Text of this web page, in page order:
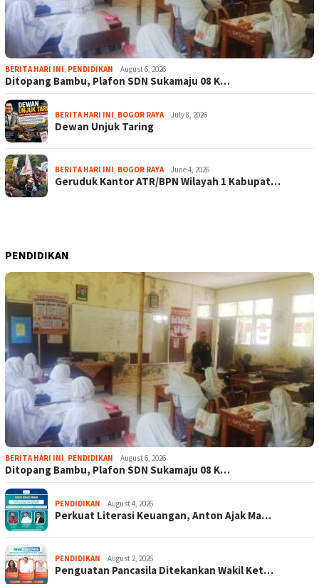
BERITA HARI INI, PENDIDIKAN August 6, 2026
Ditopang Bambu, Plafon SDN Sukamaju 08 K…
BERITA HARI INI, BOGOR RAYA July 8, 2026
Dewan Unjuk Taring
BERITA HARI INI, BOGOR RAYA June 4, 2026
Geruduk Kantor ATR/BPN Wilayah 1 Kabupat…
PENDIDIKAN
BERITA HARI INI, PENDIDIKAN August 6, 2026
Ditopang Bambu, Plafon SDN Sukamaju 08 K…
PENDIDIKAN August 4, 2026
Perkuat Literasi Keuangan, Anton Ajak Ma…
PENDIDIKAN August 2, 2026
Penguatan Pancasila Ditekankan Wakil Ket…